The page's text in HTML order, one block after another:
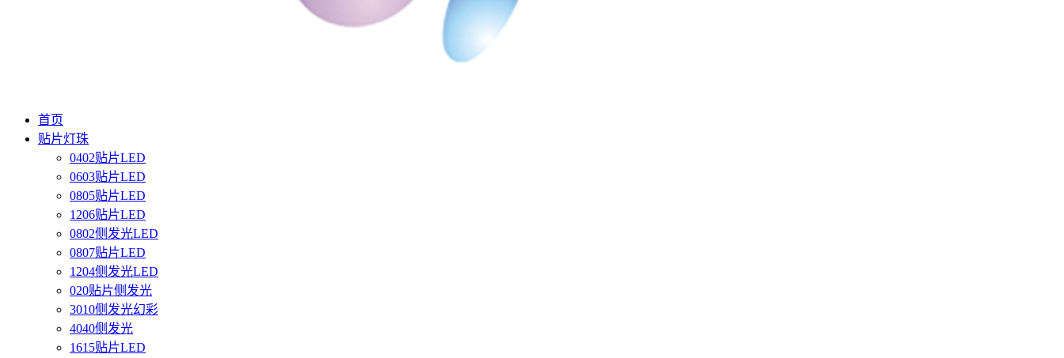
首页
贴片灯珠
0402贴片LED
0603贴片LED
0805贴片LED
1206贴片LED
0802侧发光LED
0807贴片LED
1204侧发光LED
020贴片侧发光
3010侧发光幻彩
4040侧发光
1615贴片LED